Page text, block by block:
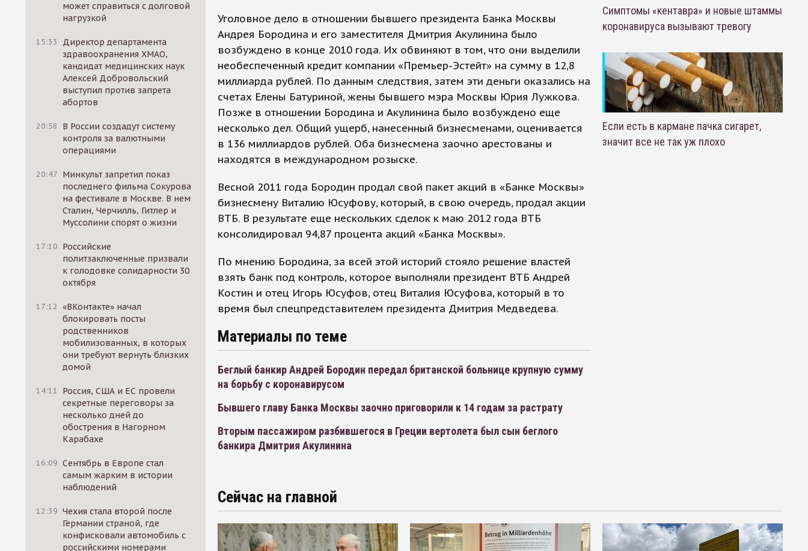
может справиться с долговой
нагрузкой
15:33
Директор департамента
здравоохранения ХМАО,
кандидат медицинских наук
Алексей Добровольский
выступил против запрета
абортов
20:58
В России создадут систему
контроля за валютными
операциями
20:47 Минкульт запретил показ
последнего фильма Сокурова
на фестивале в Москве. В нем
Сталин, Черчилль, Гитлер и
Муссолини спорят о жизни
17:10 Российские
политзаключенные призвали
к голодовке солидарности 30
октября
17:12 «ВКонтакте» начал
блокировать посты
родственников
мобилизованных, в которых
они требуют вернуть близких
домой
14:11
Россия, США и ЕС провели
секретные переговоры за
несколько дней до
обострения в Нагорном
Карабахе
16:09 Сентябрь в Европе стал
самым жарким в истории
наблюдений
12:39 Чехия стала второй после
Германии страной, где
конфисковали автомобиль с
российскими номерами
Уголовное дело в отношении бывшего президента Банка Москвы
Андрея Бородина и его заместителя Дмитрия Акулинина было
возбуждено в конце 2010 года. Их обвиняют в том, что они выделили
необеспеченный кредит компании «Премьер-Эстейт» на сумму в 12,8
миллиарда рублей. По данным следствия, затем эти деньги оказались на
счетах Елены Батуриной, жены бывшего мэра Москвы Юрия Лужкова.
Позже в отношении Бородина и Акулинина было возбуждено еще
несколько дел. Общий ущерб, нанесенный бизнесменами, оценивается
в 136 миллиардов рублей. Оба бизнесмена заочно арестованы и
находятся в международном розыске.
Весной 2011 года Бородин продал свой пакет акций в «Банке Москвы»
бизнесмену Виталию Юсуфову, который, в свою очередь, продал акции
ВТБ. В результате еще нескольких сделок к маю 2012 года ВТБ
консолидировал 94,87 процента акций «Банка Москвы».
По мнению Бородина, за всей этой историй стояло решение властей
взять банк под контроль, которое выполняли президент ВТБ Андрей
Костин и отец Игорь Юсуфов, отец Виталия Юсуфова, который в то
время был спецпредставителем президента Дмитрия Медведева.
Материалы по теме
Беглый банкир Андрей Бородин передал британской больнице крупную сумму
на борьбу с коронавирусом
Бывшего главу Банка Москвы заочно приговорили к 14 годам за растрату
Вторым пассажиром разбившегося в Греции вертолета был сын беглого
банкира Дмитрия Акулинина
Симптомы «кентавра» и новые штаммы
коронавируса вызывают тревогу
Если есть в кармане пачка сигарет,
значит все не так уж плохо
Сейчас на главной